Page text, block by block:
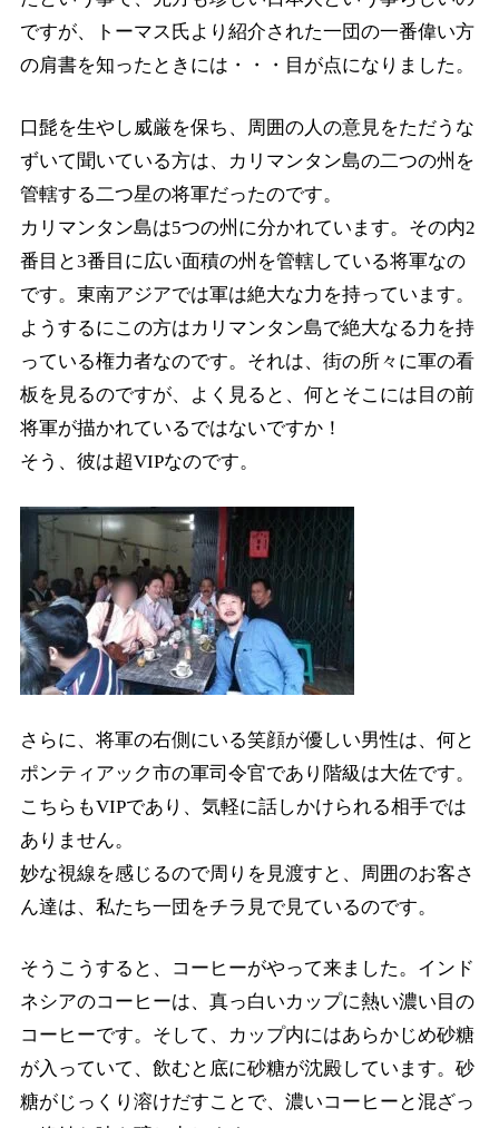
ですが、トーマス氏より紹介された一団の一番偉い方
の肩書を知ったときには・・・目が点になりました。
口髭を生やし威厳を保ち、周囲の人の意見をただうな
ずいて聞いている方は、カリマンタン島の二つの州を
管轄する二つ星の将軍だったのです。
カリマンタン島は5つの州に分かれています。その内2
番目と3番目に広い面積の州を管轄している将軍なの
です。東南アジアでは軍は絶大な力を持っています。
ようするにこの方はカリマンタン島で絶大なる力を持
っている権力者なのです。それは、街の所々に軍の看
板を見るのですが、よく見ると、何とそこには目の前
将軍が描かれているではないですか！
そう、彼は超VIPなのです。
さらに、将軍の右側にいる笑顔が優しい男性は、何と
ポンティアック市の軍司令官であり階級は大佐です。
こちらもVIPであり、気軽に話しかけられる相手では
ありません。
妙な視線を感じるので周りを見渡すと、周囲のお客さ
ん達は、私たち一団をチラ見で見ているのです。
そうこうすると、コーヒーがやって来ました。インド
ネシアのコーヒーは、真っ白いカップに熱い濃い目の
コーヒーです。そして、カップ内にはあらかじめ砂糖
が入っていて、飲むと底に砂糖が沈殿しています。砂
糖がじっくり溶けだすことで、濃いコーヒーと混ざっ